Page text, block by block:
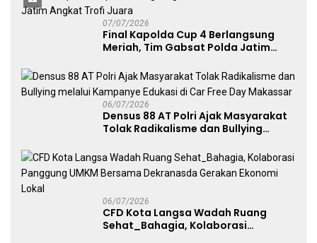
07/07/2026
Final Kapolda Cup 4 Berlangsung
Meriah, Tim Gabsat Polda Jatim
06/07/2026
Densus 88 AT Polri Ajak Masyarakat
Tolak Radikalisme dan Bullying
Free Day Makassar
06/07/2026
CFD Kota Langsa Wadah Ruang
Sehat_Bahagia, Kolaborasi